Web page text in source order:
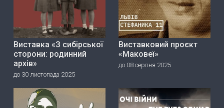
Виставка «З сибірської
сторони: родинний
архів»
до 30 листопада 2025
Виставковий проєкт
«Маковеї»
до 08 серпня 2025